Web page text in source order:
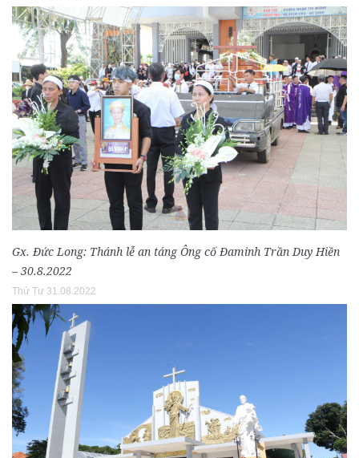
Gx. Đức Long: Thánh lễ an táng Ông cố Đaminh Trần Duy Hiền
– 30.8.2022
Thứ Tư 31.08.2022